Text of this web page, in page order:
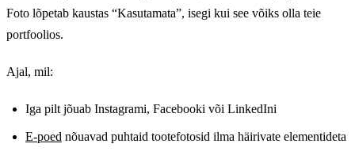
Foto lõpetab kaustas “Kasutamata”, isegi kui see võiks olla teie
portfoolios.
Ajal, mil:
Iga pilt jõuab Instagrami, Facebooki või LinkedIni
E-poed nõuavad puhtaid tootefotosid ilma häirivate elementideta